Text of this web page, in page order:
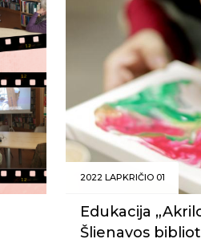
2022 LAPKRIČIO 01
Edukacija
Šlienavos